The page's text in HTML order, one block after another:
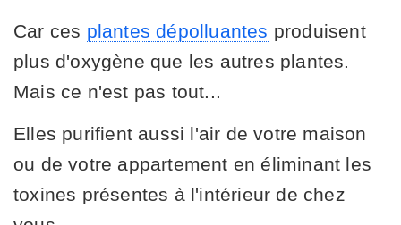
Car ces plantes dépolluantes produisent
plus d'oxygène que les autres plantes.
Mais ce n'est pas tout...
Elles purifient aussi l'air de votre maison
ou de votre appartement en éliminant les
toxines présentes à l'intérieur de chez